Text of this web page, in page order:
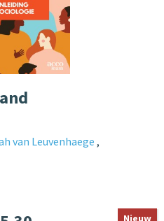
van Leuvenhaege
Nieuw